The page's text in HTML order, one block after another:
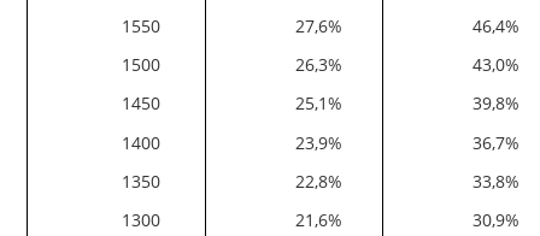
1550
1500
1450
1400
1350
1300
27,6%
26,3%
25,1%
23,9%
22,8%
21,6%
46,4%
43,0%
39,8%
36,7%
33,8%
30,9%